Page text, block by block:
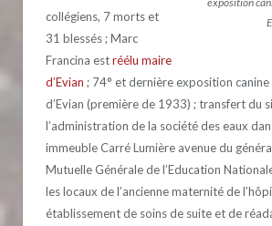
collégiens, 7 morts et
31 blessés ; Marc
Francina estréélu maire
d’Evian ; 74° et dernière exposition
d’Evian (première de 1933) ; transfert du
l’administration de la société des eaux
immeuble Carré Lumière avenue du
Mutuelle Générale de l’Education
les locaux de l’ancienne maternité de
établissement de soins de suite et de